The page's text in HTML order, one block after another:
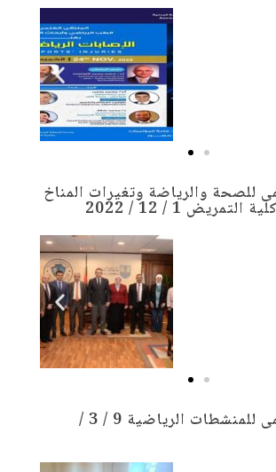
للصحة والرياضة وتغيرات المناخ
1 / 12 / 2022
الملتقى العلمى للمنشطات الرياضية 9 / 3 /